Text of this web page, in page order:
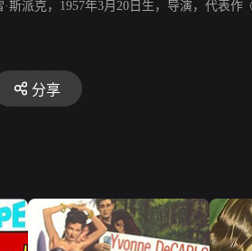
·斯派克，1957年3月20日生，导演，代表
分享